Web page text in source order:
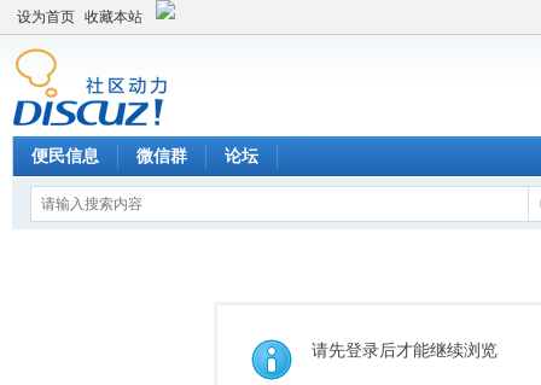
设为首页 收藏本站
便民信息 微信群 论坛
请先登录后才能继续浏览